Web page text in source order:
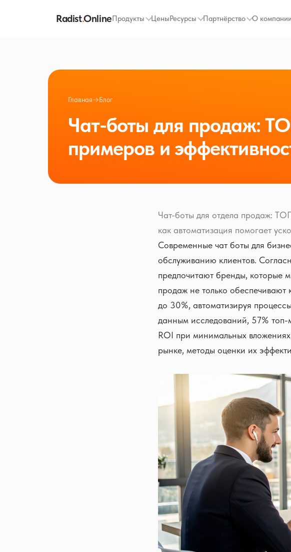
Radist.OnlineПродукты ЦеныРесурсы Партнёрство О компании
Главная→Блог
Чат-боты для продаж:
примеров и
Чат-боты для отдела продаж:
как автоматизация помогает
Современные чат боты для
обслуживанию клиентов.
предпочитают бренды, которые
продаж не только
до 30%, автоматизируя
данным исследований, 57% топ-
ROI при минимальных
рынке, методы оценки их